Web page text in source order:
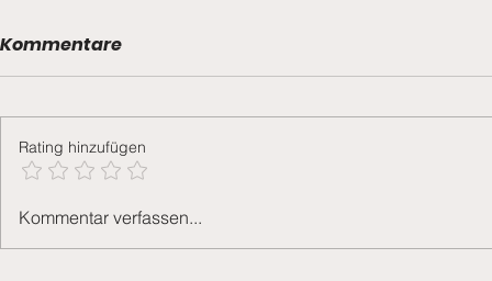
6-Punkte-Weekend
Kommentare
Rating hinzufügen
Kommentar verfassen...